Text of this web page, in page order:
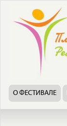
О ФЕСТИВАЛЕ